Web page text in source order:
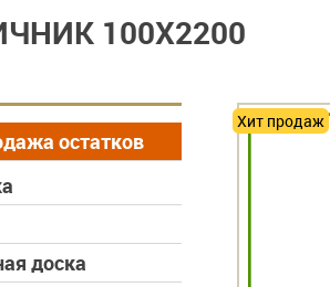
100Х2200
остатков
доска
Хит продаж